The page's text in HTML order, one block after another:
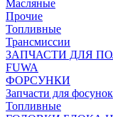
Масляные
Прочие
Топливные
Трансмиссии
ЗАПЧАСТИ ДЛЯ
FUWA
ФОРСУНКИ
Запчасти для фосунок
Топливные